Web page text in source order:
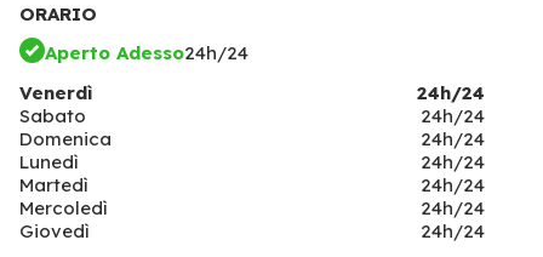
ORARIO
Aperto Adesso24h/24
Venerdì
24h/24
Sabato
24h/24
Domenica
24h/24
Lunedì
24h/24
Martedì
24h/24
Mercoledì
24h/24
Giovedì
24h/24